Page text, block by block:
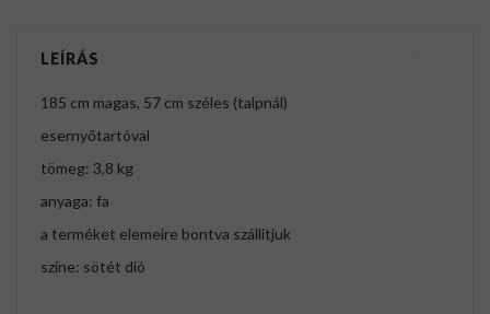
LEÍRÁS
185 cm magas, 57 cm széles (talpnál)
esernyőtartóval
tömeg: 3,8 kg
anyaga: fa
a terméket elemeire bontva szállítjuk
színe: sötét dió